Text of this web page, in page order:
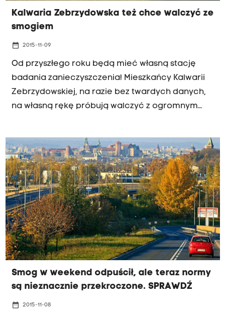
Kalwaria Zebrzydowska też chce walczyć ze
smogiem
date_range 2015-11-09
Od przyszłego roku będą mieć własną stację
badania zanieczyszczenia! Mieszkańcy Kalwarii
Zebrzydowskiej, na razie bez twardych danych,
na własną rękę próbują walczyć z ogromnym
walczące o lepsze powietrze... Jak mówią: w
grupie siła!
Smog w weekend odpuścił, ale teraz normy
są nieznacznie przekroczone. SPRAWDŹ
date_range 2015-11-08